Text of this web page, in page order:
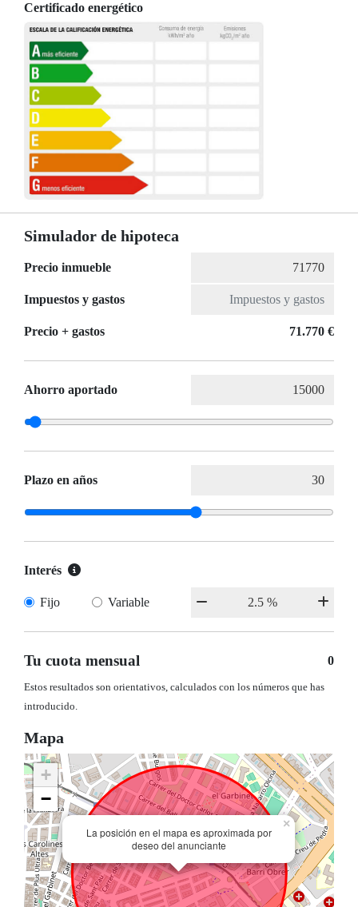
Certificado energético
Simulador de hipoteca
Precio inmueble
Impuestos y gastos
Precio + gastos 71.770 €
Ahorro aportado
Plazo en años
Interés
Fijo Variable
Tu cuota mensual 0
Estos resultados son orientativos, calculados con los números que has
introducido.
Mapa
La posición en el mapa es aproximada por
deseo del anunciante
×
+
−